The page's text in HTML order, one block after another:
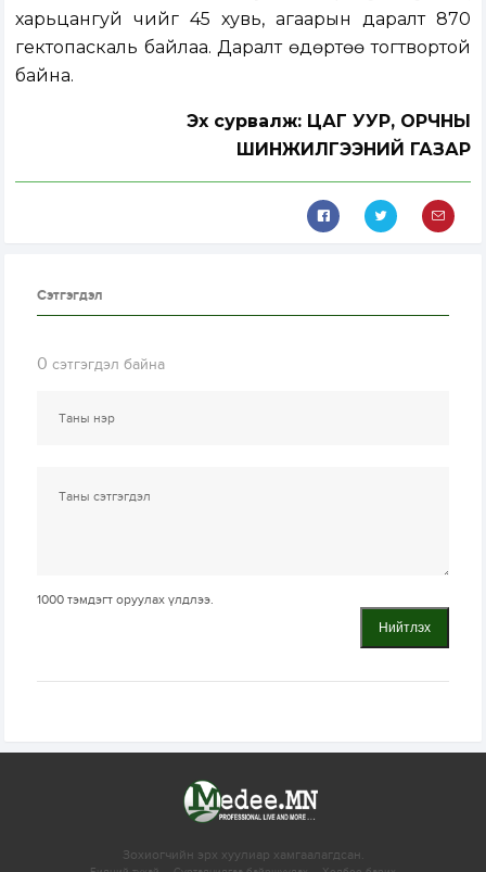
харьцангуй чийг 45 хувь, агаарын даралт 870
гектопаскаль байлаа. Даралт өдөртөө тогтвортой
байна.
Эх сурвалж: ЦАГ УУР, ОРЧНЫ
ШИНЖИЛГЭЭНИЙ ГАЗАР
Сэтгэгдэл
0 сэтгэгдэл байна
1000 тэмдэгт оруулах үлдлээ.
Нийтлэх
Зохиогчийн эрх хуулиар хамгаалагдсан.